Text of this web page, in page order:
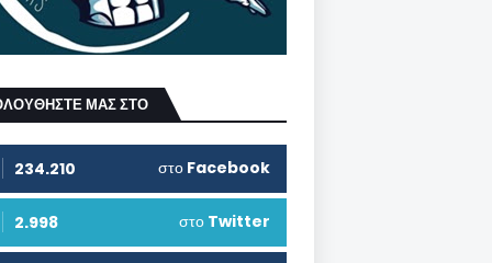
ΜΑΣ ΣΤΟ
234.210 στο Facebook
2.998 στο Twitter